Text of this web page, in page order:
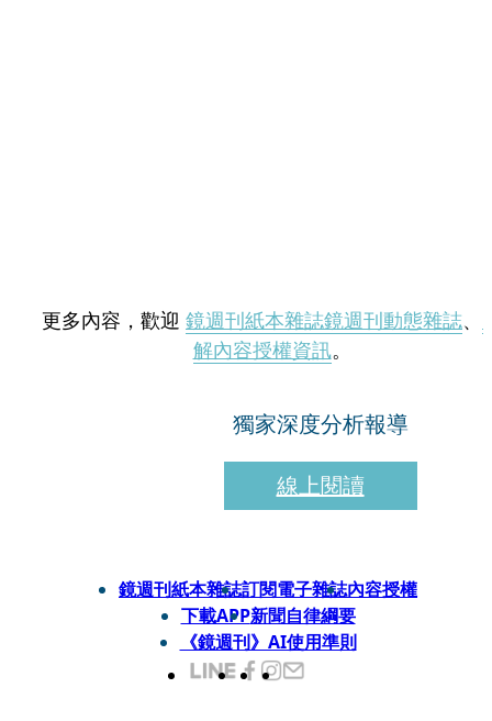
更多內容，歡迎 鏡週刊紙本雜誌鏡週刊動態雜誌、
解內容授權資訊。
獨家深度分析報導
線上閱讀
鏡週刊紙本雜誌訂閱電子雜誌內容授權
下載APP新聞自律綱要
《鏡週刊》AI使用準則